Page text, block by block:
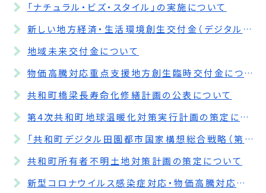
「ナチュラル・ビズ・スタイル」の実施について
新しい地方経済・生活環境創生交付金（デジタル実装型）について
地域未来交付金について
物価高騰対応重点支援地方創生臨時交付金について
共和町橋梁長寿命化修繕計画の公表について
第4次共和町地球温暖化対策実行計画の策定について
「共和町デジタル田園都市国家構想総合戦略（第3期共和町まち・ひと・しごと創生人口ビジョン・総合戦略）」の策定について
共和町所有者不明土地対策計画の策定について
新型コロナウイルス感染症対応・物価高騰対応重点支援地方創生臨時交付金について